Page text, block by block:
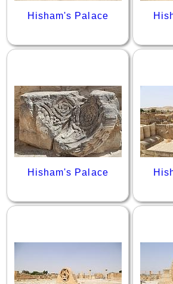
Hisham's Palace
Hisham's Palace